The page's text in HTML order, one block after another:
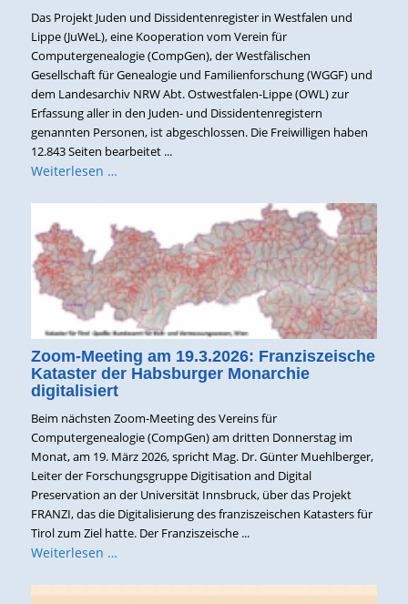
Das Projekt Juden und Dissidentenregister in Westfalen und
Lippe (JuWeL), eine Kooperation vom Verein für
Computergenealogie (CompGen), der Westfälischen
Gesellschaft für Genealogie und Familienforschung (WGGF) und
dem Landesarchiv NRW Abt. Ostwestfalen-Lippe (OWL) zur
Erfassung aller in den Juden- und Dissidentenregistern
genannten Personen, ist abgeschlossen. Die Freiwilligen haben
12.843 Seiten bearbeitet ...
Weiterlesen …
Zoom-Meeting am 19.3.2026: Franziszeische
Kataster der Habsburger Monarchie
digitalisiert
Beim nächsten Zoom-Meeting des Vereins für
Computergenealogie (CompGen) am dritten Donnerstag im
Monat, am 19. März 2026, spricht Mag. Dr. Günter Muehlberger,
Leiter der Forschungsgruppe Digitisation and Digital
Preservation an der Universität Innsbruck, über das Projekt
FRANZI, das die Digitalisierung des franziszeischen Katasters für
Tirol zum Ziel hatte. Der Franziszeische ...
Weiterlesen …